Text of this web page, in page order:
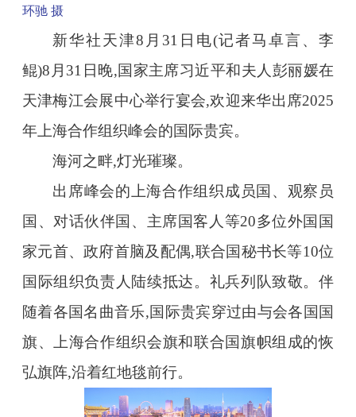
环驰 摄
新华社天津8月31日电(记者马卓言、李
鲲)8月31日晚,国家主席习近平和夫人彭丽媛在
天津梅江会展中心举行宴会,欢迎来华出席2025
年上海合作组织峰会的国际贵宾。
海河之畔,灯光璀璨。
出席峰会的上海合作组织成员国、观察员
国、对话伙伴国、主席国客人等20多位外国国
家元首、政府首脑及配偶,联合国秘书长等10位
国际组织负责人陆续抵达。礼兵列队致敬。伴
随着各国名曲音乐,国际贵宾穿过由与会各国国
旗、上海合作组织会旗和联合国旗帜组成的恢
弘旗阵,沿着红地毯前行。